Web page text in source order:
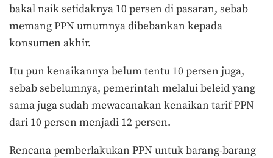
bakal naik setidaknya 10 persen di pasaran, sebab
memang PPN umumnya dibebankan kepada
konsumen akhir.
Itu pun kenaikannya belum tentu 10 persen juga,
sebab sebelumnya, pemerintah melalui beleid yang
sama juga sudah mewacanakan kenaikan tarif PPN
dari 10 persen menjadi 12 persen.
Rencana pemberlakukan PPN untuk barang-barang